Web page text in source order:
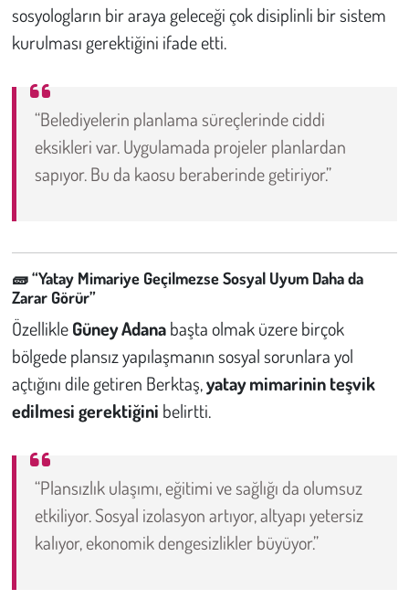
sosyologların bir araya geleceği çok disiplinli bir sistem
kurulması gerektiğini ifade etti.
“Belediyelerin planlama süreçlerinde ciddi
eksikleri var. Uygulamada projeler planlardan
sapıyor. Bu da kaosu beraberinde getiriyor.”
🧱“Yatay Mimariye Geçilmezse Sosyal Uyum Daha da
Zarar Görür”
ÖzellikleGüney Adanabaşta olmak üzere birçok
bölgede plansız yapılaşmanın sosyal sorunlara yol
açtığını dile getiren Berktaş,yatay mimarinin teşvik
edilmesi gerektiğini belirtti.
“Plansızlık ulaşımı, eğitimi ve sağlığı da olumsuz
etkiliyor. Sosyal izolasyon artıyor, altyapı yetersiz
kalıyor, ekonomik dengesizlikler büyüyor.”